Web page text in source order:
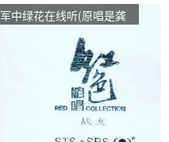
军中绿花在线听(原唱是龚
玥)，铭门♚小赵演唱点